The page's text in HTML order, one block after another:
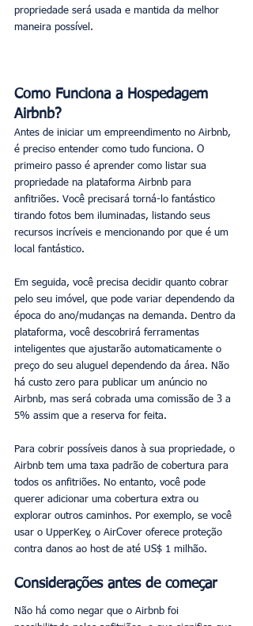
propriedade será usada e mantida da melhor
maneira possível.
Como Funciona a Hospedagem
Airbnb?
Antes de iniciar um empreendimento no Airbnb,
é preciso entender como tudo funciona. O
primeiro passo é aprender como listar sua
propriedade na plataforma Airbnb para
anfitriões. Você precisará torná-lo fantástico
tirando fotos bem iluminadas, listando seus
recursos incríveis e mencionando por que é um
local fantástico.
Em seguida, você precisa decidir quanto cobrar
pelo seu imóvel, que pode variar dependendo da
época do ano/mudanças na demanda. Dentro da
plataforma, você descobrirá ferramentas
inteligentes que ajustarão automaticamente o
preço do seu aluguel dependendo da área. Não
há custo zero para publicar um anúncio no
Airbnb, mas será cobrada uma comissão de 3 a
5% assim que a reserva for feita.
Para cobrir possíveis danos à sua propriedade, o
Airbnb tem uma taxa padrão de cobertura para
todos os anfitriões. No entanto, você pode
querer adicionar uma cobertura extra ou
explorar outros caminhos. Por exemplo, se você
usar o UpperKey, o AirCover oferece proteção
contra danos ao host de até US$ 1 milhão.
Considerações antes de começar
Não há como negar que o Airbnb foi